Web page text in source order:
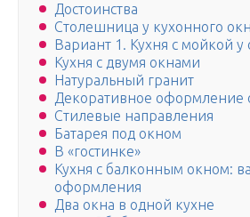
Достоинства
Столешница у кухонного
Вариант 1. Кухня с мойкой у
Кухня с двумя окнами
Натуральный гранит
Декоративное оформление
Стилевые направления
Батарея под окном
В «гостинке»
Кухня с балконным окном:
оформления
Два окна в одной кухне